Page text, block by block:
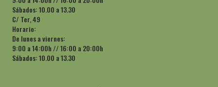
Sábados: 10.00 a 13.30
C/ Ter, 49
Horario:
De lunes a viernes:
9:00 a 14:00h // 16:00 a 20:00h
Sábados: 10.00 a 13.30